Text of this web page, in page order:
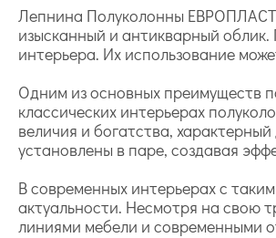
Лепнина Полуколонны ЕВРОПЛАСТ
изысканный и антикварный облик.
интерьера. Их использование
Одним из основных преимуществ
классических интерьерах
величия и богатства,
установлены в паре, создавая
В современных интерьерах с
актуальности. Несмотря на свою
линиями мебели и современными